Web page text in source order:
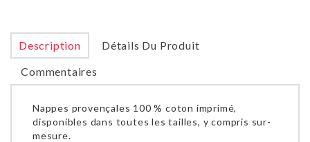
Description
Détails Du Produit
Commentaires
Nappes provençales 100 % coton imprimé,
disponibles dans toutes les tailles, y compris sur-
mesure.